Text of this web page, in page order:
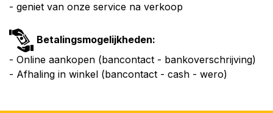
- geniet van onze service na verkoop
Betalingsmogelijkheden:
- Online aankopen (bancontact - bankoverschrijving)
- Afhaling in winkel (bancontact - cash - wero)